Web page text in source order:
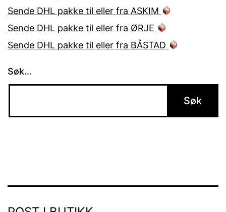
Sende DHL pakke til eller fra ASKIM
Sende DHL pakke til eller fra ØRJE
Sende DHL pakke til eller fra BÅSTAD
Søk…